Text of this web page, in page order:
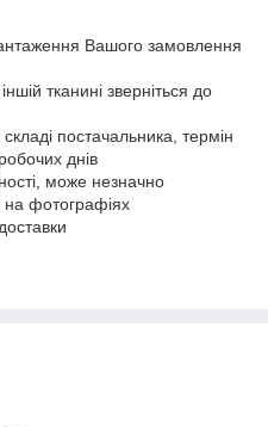
Вашого замовлення
тканині зверніться до
складі постачальника, термін
днів
може незначно
на фотографіях